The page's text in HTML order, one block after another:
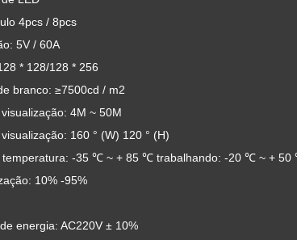
4pcs / 8pcs
5V / 60A
* 128/128 * 256
branco: ≥7500cd / m2
4M ~ 50M
160 ° (W) 120 ° (H)
temperatura: -35 ℃ ~ + 85 ℃ trabalhando: -20 ℃ ~ +
10% -95%
energia: AC220V ± 10%